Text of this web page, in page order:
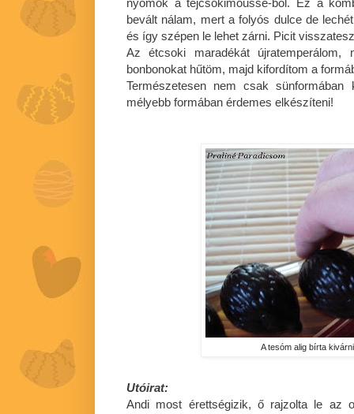
nyomok a tejcsokimousse-ból. Ez a
bevált nálam, mert a folyós dulce de
és így szépen le lehet zárni. Picit
Az étcsoki maradékát
bonbonokat hűtöm, majd kifordítom a
Természetesen nem csak sünformában
mélyebb formában érdemes elkészíteni!
A tesóm alig bírta
Utóirat:
Andi most érettségizik, ő rajzolta le az